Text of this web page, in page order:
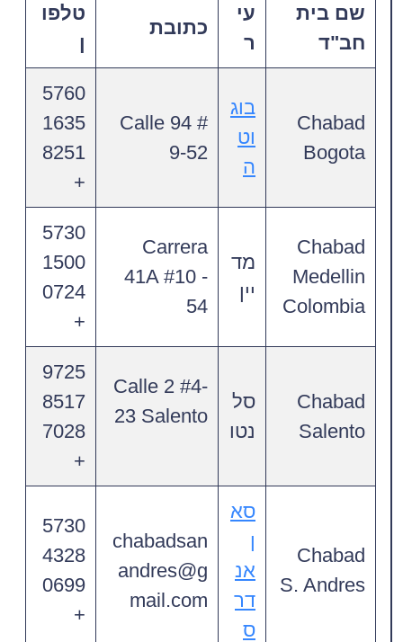
שם בית
חב"ד
עי
ר
כתובת
טלפו
ן
Chabad
Bogota
בוג
וט
ה
Calle 94 #
9-52
5760
1635
8251
+
Chabad
Medellin
Colombia
מד
יין
Carrera
41A #10 -
54
5730
1500
0724
+
Chabad
Salento
סל
נטו
Calle 2 #4-
23 Salento
9725
8517
7028
+
Chabad
S. Andres
סא
ן
אנ
דר
ס
chabadsan
andres@g
mail.com
5730
4328
0699
+